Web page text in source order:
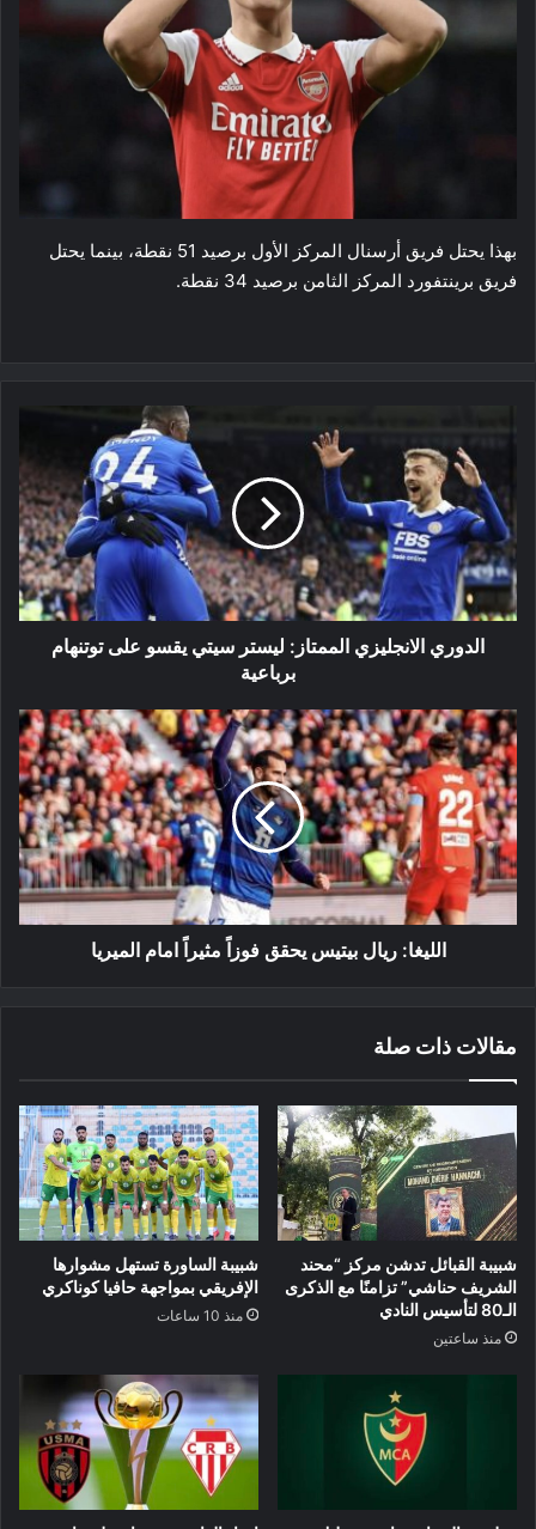
بهذا يحتل فريق أرسنال المركز الأول برصيد 51 نقطة، بينما يحتل
فريق برينتفورد المركز الثامن برصيد 34 نقطة.
الممتاز:
ليستر
سيتي
يقسو
على
توتنهام
برباعية
الدوري الانجليزي الممتاز: ليستر سيتي يقسو على توتنهام
برباعية
الليغا:
ريال
بيتيس
يحقق
فوزاً
مثيراً
امام
الميريا
الليغا: ريال بيتيس يحقق فوزاً مثيراً امام الميريا
مقالات ذات صلة
شبيبة القبائل تدشن مركز “محند
الشريف حناشي” تزامنًا مع الذكرى
الـ80 لتأسيس النادي
منذ ساعتين
شبيبة الساورة تستهل مشوارها
الإفريقي بمواجهة حافيا كوناكري
منذ 10 ساعات